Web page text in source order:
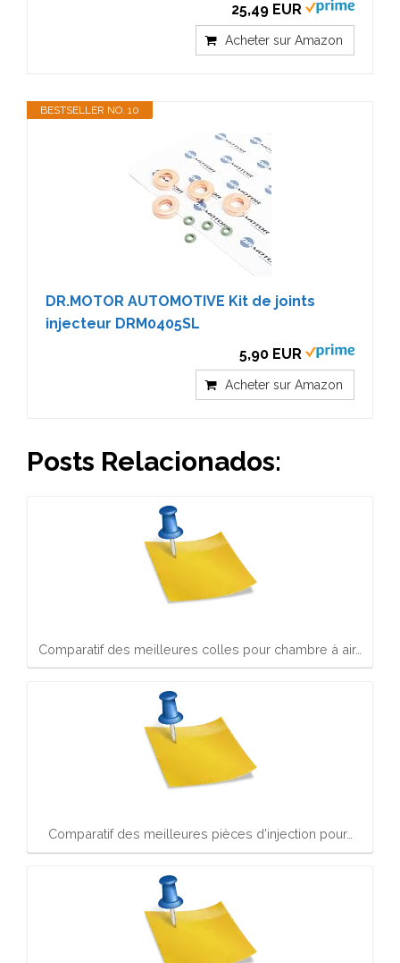
25,49 EUR
Acheter sur Amazon
BESTSELLER NO. 10
DR.MOTOR AUTOMOTIVE Kit de joints
injecteur DRM0405SL
5,90 EUR
Acheter sur Amazon
Posts Relacionados:
Comparatif des meilleures colles pour chambre à air…
Comparatif des meilleures pièces d'injection pour…